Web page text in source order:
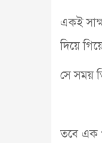
একই
দিয়ে
সে সময়
তবে এক